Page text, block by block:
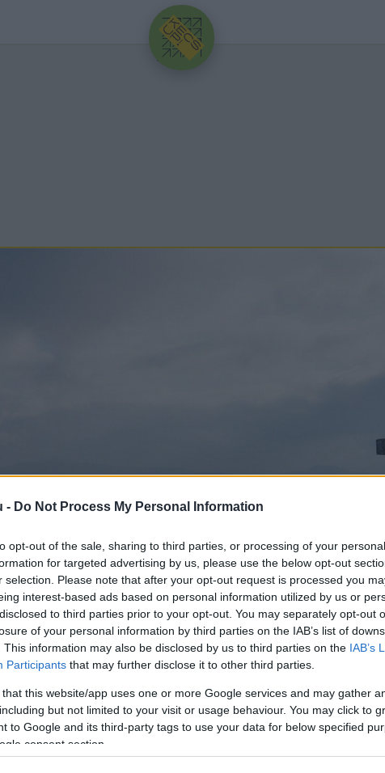
- Do Not Process My Personal Information
opt-out of the sale, sharing to third parties, or processing of your
for targeted advertising by us, please use the below opt-out
selection. Please note that after your opt-out request is processed you
interest-based ads based on personal information utilized by us or
to third parties prior to your opt-out. You may separately opt-out
of your personal information by third parties on the IAB’s list of
This information may also be disclosed by us to third parties on the IAB’s
Participants that may further disclose it to other third parties.
that this website/app uses one or more Google services and may gather
but not limited to your visit or usage behaviour. You may click to
to Google and its third-party tags to use your data for below specified
consent section.
HIRDETÉS
valójában keresztényüldözők